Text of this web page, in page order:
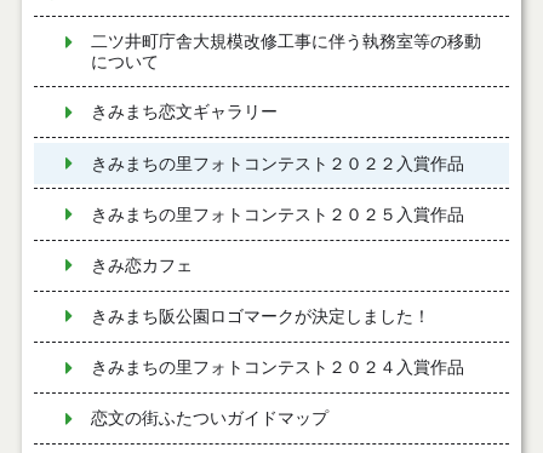
二ツ井町庁舎大規模改修工事に伴う執務室等の移動
について
きみまち恋文ギャラリー
きみまちの里フォトコンテスト２０２２入賞作品
きみまちの里フォトコンテスト２０２５入賞作品
きみ恋カフェ
きみまち阪公園ロゴマークが決定しました！
きみまちの里フォトコンテスト２０２４入賞作品
恋文の街ふたついガイドマップ